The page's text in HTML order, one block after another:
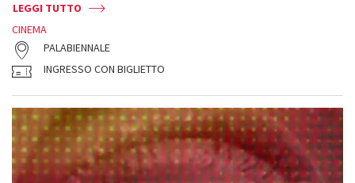
LEGGI TUTTO
CINEMA
PALABIENNALE
INGRESSO CON BIGLIETTO